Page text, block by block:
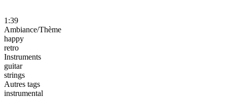
1:39
Ambiance/Thème
happy
retro
Instruments
guitar
strings
Autres tags
instrumental